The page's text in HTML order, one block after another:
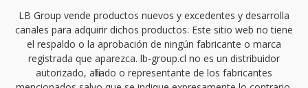
LB Group vende productos nuevos y excedentes y desarrolla
canales para adquirir dichos productos. Este sitio web no tiene
el respaldo o la aprobación de ningún fabricante o marca
registrada que aparezca. lb-group.cl no es un distribuidor
autorizado, afiliado o representante de los fabricantes